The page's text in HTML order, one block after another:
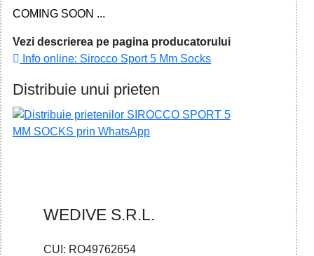
COMING SOON ...
Vezi descrierea pe pagina producatorului
Info online: Sirocco Sport 5 Mm Socks
Distribuie unui prieten
WEDIVE S.R.L.
CUI: RO49762654